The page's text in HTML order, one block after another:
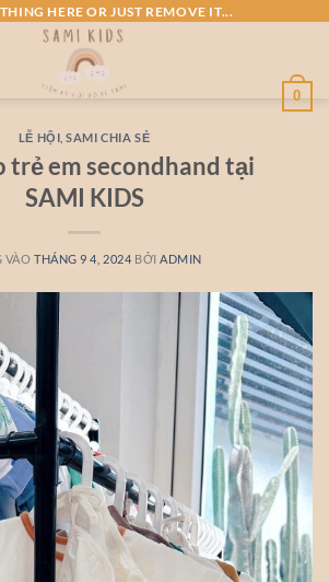
HERE OR JUST REMOVE IT...
0
LỄ HỘI ,SAMI CHIA SẺ
trẻ em secondhand tại
SAMI KIDS
VÀO THÁNG 9 4, 2024 BỞI ADMIN